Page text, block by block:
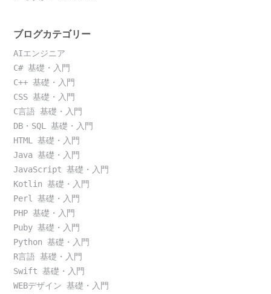
ブログカテゴリー
AIエンジニア
C# 基礎・入門
C++ 基礎・入門
CSS 基礎・入門
C言語 基礎・入門
DB・SQL 基礎・入門
HTML 基礎・入門
Java 基礎・入門
JavaScript 基礎・入門
Kotlin 基礎・入門
Perl 基礎・入門
PHP 基礎・入門
Puby 基礎・入門
Python 基礎・入門
R言語 基礎・入門
Swift 基礎・入門
WEBデザイン 基礎・入門